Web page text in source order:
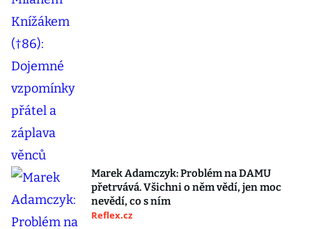
Marek Adamczyk: Problém na DAMU
přetrvává. Všichni o něm vědí, jen moc
nevědí, co s ním
Reflex.cz